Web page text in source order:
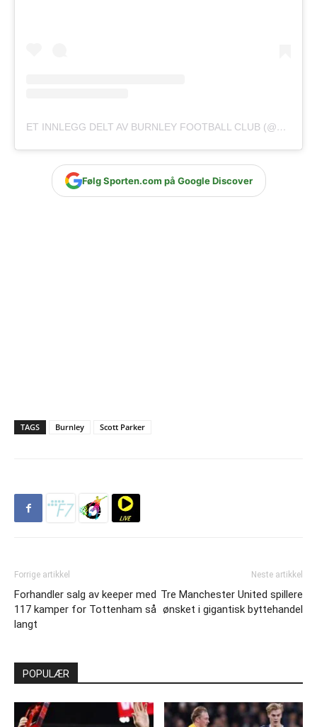
ET INNLEGG DELT AV BURNLEY FOOTBALL CLUB (@BURNLEYOFFICIAL)
Følg Sporten.com på Google Discover
TAGS Burnley Scott Parker
Forrige artikkel
Forhandler salg av keeper med
117 kamper for Tottenham så
langt
Neste artikkel
Tre Manchester United spillere
ønsket i gigantisk byttehandel
POPULÆR